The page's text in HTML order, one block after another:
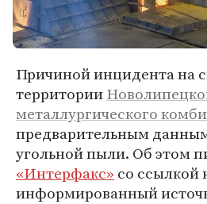
Причиной инцидента на
территории
металлургического
предварительным
угольной пыли. Об этом
«Интерфакс» со ссылкой
информированный